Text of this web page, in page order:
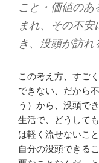
こと・価値のあ
まれ、その不安
き、没頭が訪れ
この考え方、すご
できない、だから
う）から、没頭で
生活で、どうして
は軽く流せないこ
自分の没頭できる